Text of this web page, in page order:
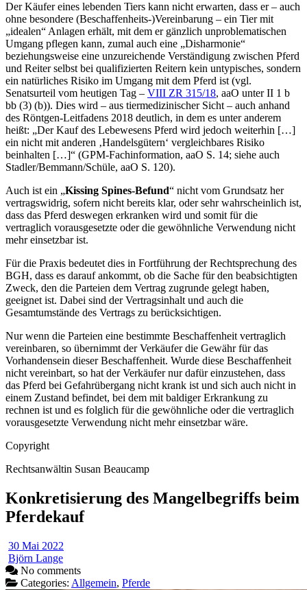
Der Käufer eines lebenden Tiers kann nicht erwarten, dass er – auch
ohne besondere (Beschaffenheits-)Vereinbarung – ein Tier mit
„idealen“ Anlagen erhält, mit dem er gänzlich unproblematischen
Umgang pflegen kann, zumal auch eine „Disharmonie“
beziehungsweise eine unzureichende Verständigung zwischen Pferd
und Reiter selbst bei qualifizierten Reitern kein untypisches, sondern
ein natürliches Risiko im Umgang mit dem Pferd ist (vgl.
Senatsurteil vom heutigen Tag – VIII ZR 315/18, aaO unter II 1 b
bb (3) (b)). Dies wird – aus tiermedizinischer Sicht – auch anhand
des Röntgen-Leitfadens 2018 deutlich, in dem es unter anderem
heißt: „Der Kauf des Lebewesens Pferd wird jedoch weiterhin […]
ein nicht mit anderen ‚Handelsgütern‘ vergleichbares Risiko
beinhalten […]“ (GPM-Fachinformation, aaO S. 14; siehe auch
Stadler/Bemmann/Schüle, aaO S. 120).
Auch ist ein „Kissing Spines-Befund“ nicht vom Grundsatz her
vertragswidrig, sofern nicht bereits klar, oder sehr wahrscheinlich ist,
dass das Pferd deswegen erkranken wird und somit für die
vertraglich vorausgesetzte oder die gewöhnliche Verwendung nicht
mehr einsetzbar ist.
Für die Praxis bedeutet dies in Fortführung der Rechtsprechung des
BGH, dass es darauf ankommt, ob die Sache für den beabsichtigten
Zweck, den die Parteien dem Vertrag zugrunde gelegt haben,
geeignet ist. Dabei sind der Vertragsinhalt und auch die
Gesamtumstände des Vertrags zu berücksichtigen.
Nur wenn die Parteien eine bestimmte Beschaffenheit vertraglich
vereinbaren, so übernimmt der Verkäufer die Gewähr für das
Vorhandensein dieser Beschaffenheit. Wurde diese Beschaffenheit
nicht vereinbart, so hat der Verkäufer nur dafür einzustehen, dass
das Pferd bei Gefahrübergang nicht krank ist und sich auch nicht in
einem Zustand befindet, bei dem mit baldiger Erkrankung zu
rechnen ist und es folglich für die gewöhnliche oder die vertraglich
vorausgesetzte Verwendung nicht mehr einsetzbar wäre.
Copyright
Rechtsanwältin Susan Beaucamp
Konkretisierung des Mangelbegriffs beim
Pferdekauf
30 Mai 2022
Björn Lange
No comments
Categories: Allgemein, Pferde